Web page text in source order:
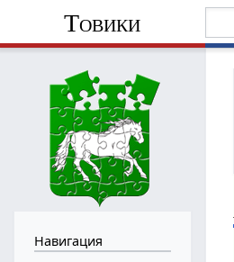
Товики
Навигация